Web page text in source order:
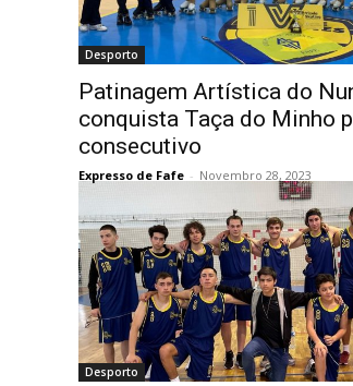
Desporto
Patinagem Artística do
conquista Taça do Minho
consecutivo
Expresso de Fafe - Novembro 28, 2023
Desporto